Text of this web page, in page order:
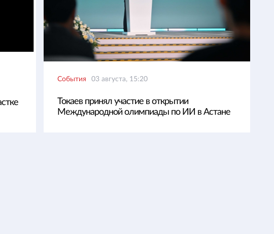
События 03 августа, 15:20
Токаев принял участие в открытии
Международной олимпиады по ИИ в Астане